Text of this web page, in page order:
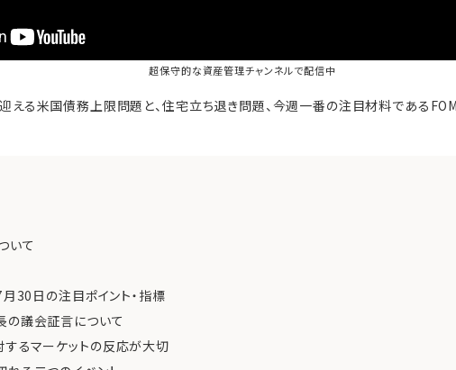
超保守的な資産管理チャンネルで配信中
える米国債務上限問題と、住宅立ち退き問題、今週一番の注目材料である
いて
30日の注目ポイント・指標
の議会証言について
するマーケットの反応が大切